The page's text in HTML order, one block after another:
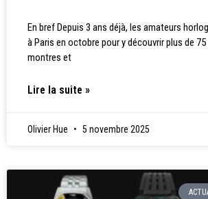
En bref Depuis 3 ans déjà, les amateurs
à Paris en octobre pour y découvrir plus de
montres et
Lire la suite »
Olivier Hue 5 novembre 2025